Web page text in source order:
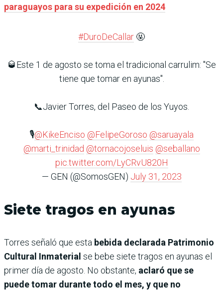
paraguayos para su expedición en 2024
#DuroDeCallar 🤬
🥃Este 1 de agosto se toma el tradicional carrulim: "Se
tiene que tomar en ayunas".
📞Javier Torres, del Paseo de los Yuyos.
🎙@KikeEnciso @FelipeGoroso @saruayala
@marti_trinidad @tornacojoseluis @seballano
pic.twitter.com/LyCRvU820H
— GEN (@SomosGEN) July 31, 2023
Siete tragos en ayunas
Torres señaló que esta bebida declarada Patrimonio
Cultural Inmaterial se bebe siete tragos en ayunas el
primer día de agosto. No obstante, aclaró que se
puede tomar durante todo el mes, y que no